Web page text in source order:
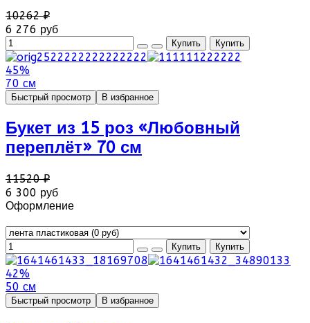
10262 ₽
6 276 руб
45%
70 см
Быстрый просмотр В избранное
Букет из 15 роз «Любовный
переплёт» 70 см
11520 ₽
6 300 руб
Оформление
42%
50 см
Быстрый просмотр В избранное